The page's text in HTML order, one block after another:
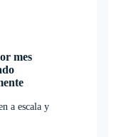
mes
a escala y